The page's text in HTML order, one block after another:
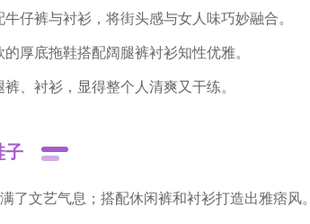
仔裤与衬衫，将街头感与女人味巧妙融合。
厚底拖鞋搭配阔腿裤衬衫知性优雅。
、衬衫，显得整个人清爽又干练。
子
了文艺气息；搭配休闲裤和衬衫打造出雅痞风。